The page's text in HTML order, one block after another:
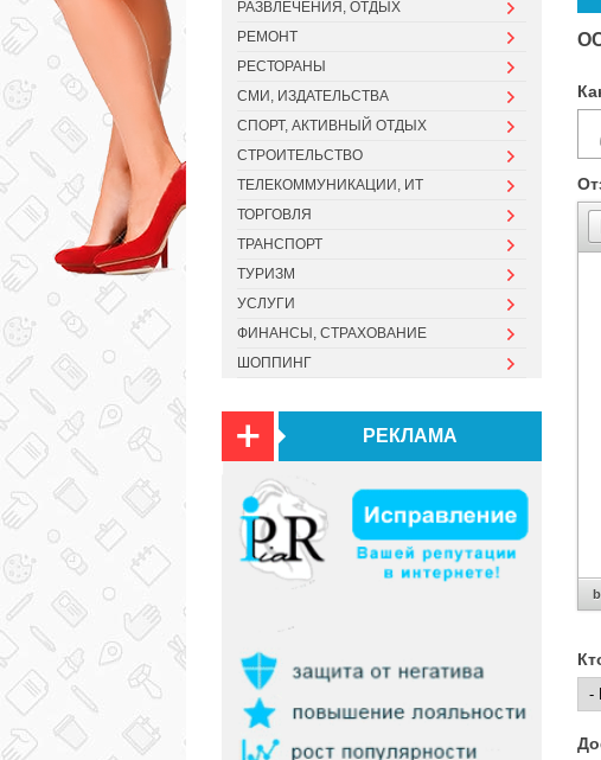
РАЗВЛЕЧЕНИЯ, ОТДЫХ
РЕМОНТ
РЕСТОРАНЫ
СМИ, ИЗДАТЕЛЬСТВА
СПОРТ, АКТИВНЫЙ ОТДЫХ
СТРОИТЕЛЬСТВО
ТЕЛЕКОММУНИКАЦИИ, ИТ
ТОРГОВЛЯ
ТРАНСПОРТ
ТУРИЗМ
УСЛУГИ
ФИНАНСЫ, СТРАХОВАНИЕ
ШОППИНГ
РЕКЛАМА